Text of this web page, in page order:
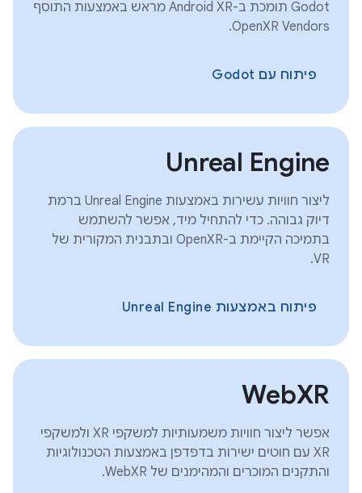
Godot תומכת ב-Android XR מראש באמצעות התוסף
OpenXR Vendors.
פיתוח עם Godot
Unreal Engine
ליצור חוויות עשירות באמצעות Unreal Engine ברמת
דיוק גבוהה. כדי להתחיל מיד, אפשר להשתמש
בתמיכה הקיימת ב-OpenXR ובתבנית המקורית של
VR.
פיתוח באמצעות Unreal Engine
WebXR
אפשר ליצור חוויות משמעותיות למשקפי XR ולמשקפי
XR עם חוטים ישירות בדפדפן באמצעות הטכנולוגיות
והתקנים המוכרים והמהימנים של WebXR.